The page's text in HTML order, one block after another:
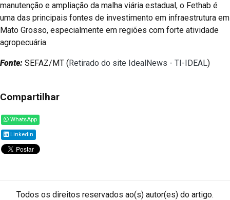
manutenção e ampliação da malha viária estadual, o Fethab é
uma das principais fontes de investimento em infraestrutura em
Mato Grosso, especialmente em regiões com forte atividade
agropecuária.
Fonte: SEFAZ/MT (Retirado do site IdealNews - TI-IDEAL)
Compartilhar
WhatsApp
Linkedin
Todos os direitos reservados ao(s) autor(es) do artigo.